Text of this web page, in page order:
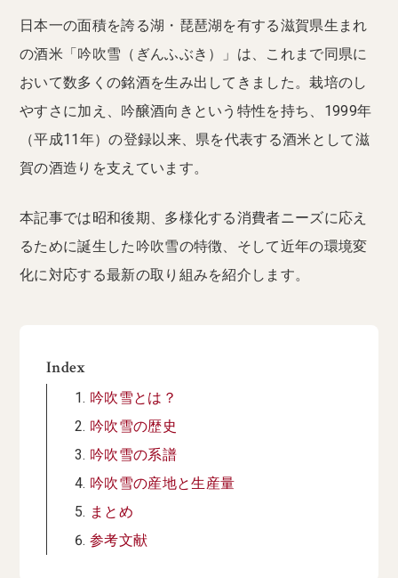
日本一の面積を誇る湖・琵琶湖を有する滋賀県生まれ
の酒米「吟吹雪（ぎんふぶき）」は、これまで同県に
おいて数多くの銘酒を生み出してきました。栽培のし
やすさに加え、吟醸酒向きという特性を持ち、1999年
（平成11年）の登録以来、県を代表する酒米として滋
賀の酒造りを支えています。
本記事では昭和後期、多様化する消費者ニーズに応え
るために誕生した吟吹雪の特徴、そして近年の環境変
化に対応する最新の取り組みを紹介します。
Index
吟吹雪とは？
吟吹雪の歴史
吟吹雪の系譜
吟吹雪の産地と生産量
まとめ
参考文献